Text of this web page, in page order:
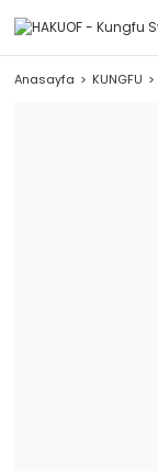
Anasayfa KUNGFU